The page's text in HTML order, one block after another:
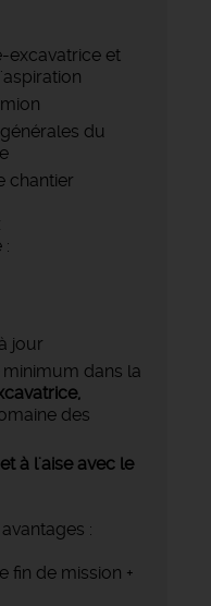
excavatrice et
du
chantier
:
jour
minimum dans la
des
à l'aise avec le
:
fin de mission +